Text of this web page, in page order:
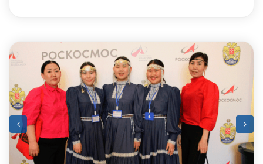
среднюю […]